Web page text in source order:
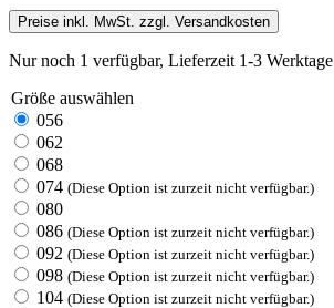
Preise inkl. MwSt. zzgl. Versandkosten
Nur noch 1 verfügbar, Lieferzeit 1-3 Werktage
Größe auswählen
056
062
068
074 (Diese Option ist zurzeit nicht verfügbar.)
080
086 (Diese Option ist zurzeit nicht verfügbar.)
092 (Diese Option ist zurzeit nicht verfügbar.)
098 (Diese Option ist zurzeit nicht verfügbar.)
104 (Diese Option ist zurzeit nicht verfügbar.)